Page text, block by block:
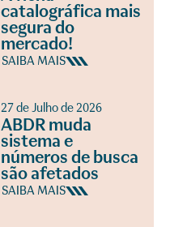
catalográfica mais
segura do
mercado!
SAIBA MAIS
27 de Julho de 2026
ABDR muda
sistema e
números de busca
são afetados
SAIBA MAIS